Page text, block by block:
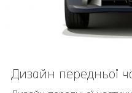
Дизайн передньої